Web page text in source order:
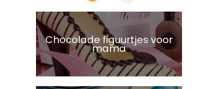
Chocolade figuurtjes voor
mama